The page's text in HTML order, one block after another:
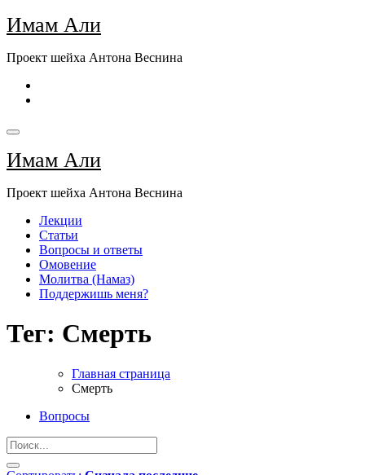
Перейти
к
Имам Али
Проект шейха Антона Веснина
Имам Али
Проект шейха Антона Веснина
Лекции
Статьи
Вопросы и ответы
Омовение
Молитва (Намаз)
Поддержишь меня?
Тег: Смерть
Главная страница
Смерть
Вопросы